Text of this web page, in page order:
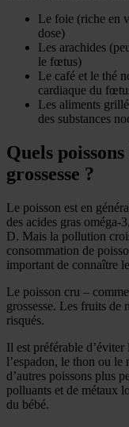
Le foie (riche en
dose)
Les arachides
le fœtus)
Le café et le thé
cardiaque du
Les aliments
des substances
Quels
grossesse ?
Le poisson est en
des acides gras oméga-
D. Mais la pollution
consommation de
important de connaître
Le poisson cru –
grossesse. Les fruits de
risqués.
Il est préférable d’éviter
l’espadon, le thon ou le
d’autres poissons plus
polluants et de métaux
du bébé.